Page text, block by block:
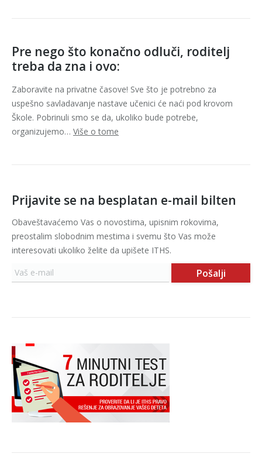
Pre nego što konačno odluči, roditelj
treba da zna i ovo:
Zaboravite na privatne časove! Sve što je potrebno za
uspešno savladavanje nastave učenici će naći pod krovom
Škole. Pobrinuli smo se da, ukoliko bude potrebe,
organizujemo… Više o tome
Prijavite se na besplatan e-mail bilten
Obaveštavaćemo Vas o novostima, upisnim rokovima,
preostalim slobodnim mestima i svemu što Vas može
interesovati ukoliko želite da upišete ITHS.